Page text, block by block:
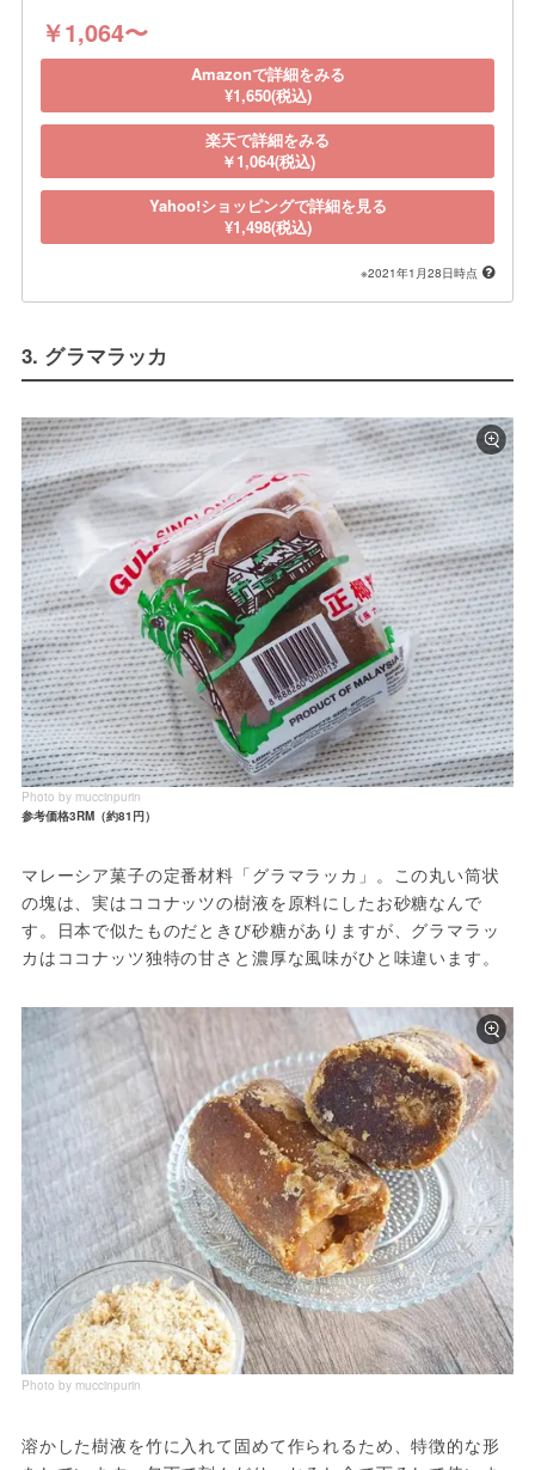
￥1,064〜
Amazonで詳細をみる
¥1,650(税込)
楽天で詳細をみる
￥1,064(税込)
Yahoo!ショッピングで詳細を見る
¥1,498(税込)
※2021年1月28日時点
3. グラマラッカ
Photo by muccinpurin
参考価格3RM（約81円）
マレーシア菓子の定番材料「グラマラッカ」。この丸い筒状
の塊は、実はココナッツの樹液を原料にしたお砂糖なんで
す。日本で似たものだときび砂糖がありますが、グラマラッ
カはココナッツ独特の甘さと濃厚な風味がひと味違います。
Photo by muccinpurin
溶かした樹液を竹に入れて固めて作られるため、特徴的な形